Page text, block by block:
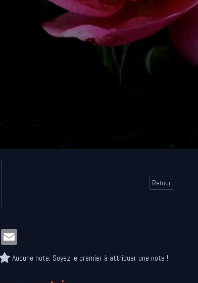
Retour
Twitter
Aucune note. Soyez le premier à attribuer une note !